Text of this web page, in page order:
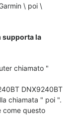
\ poi \
supporta la
chiamato "
DNX9240BT
chiamata " poi ".
come questo